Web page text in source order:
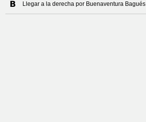
Llegar a la derecha por Buenaventura Bagués